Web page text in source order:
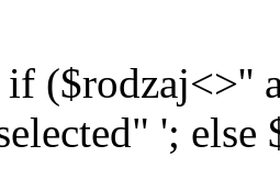
($rodzaj<>''
';